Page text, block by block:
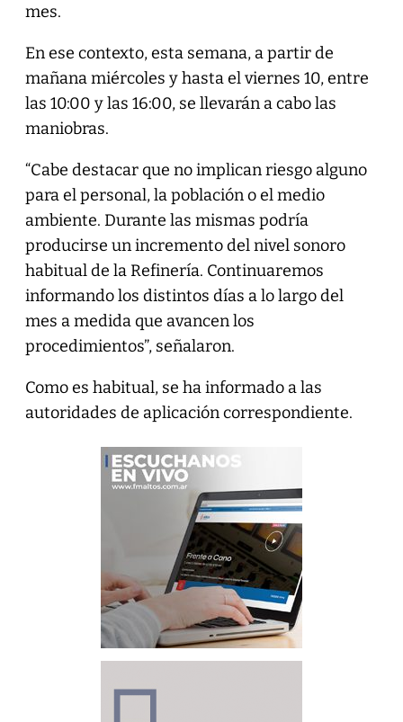
mes.
En ese contexto, esta semana, a partir de
mañana miércoles y hasta el viernes 10, entre
las 10:00 y las 16:00, se llevarán a cabo las
maniobras.
“Cabe destacar que no implican riesgo alguno
para el personal, la población o el medio
ambiente. Durante las mismas podría
producirse un incremento del nivel sonoro
habitual de la Refinería. Continuaremos
informando los distintos días a lo largo del
mes a medida que avancen los
procedimientos”, señalaron.
Como es habitual, se ha informado a las
autoridades de aplicación correspondiente.